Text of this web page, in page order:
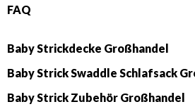
FAQ
Baby Strickdecke Großhandel
Baby Strick Swaddle Schlafsack
Baby Strick Zubehör Großhandel